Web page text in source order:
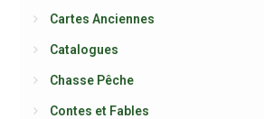
Cartes Anciennes
Catalogues
Chasse Pêche
Contes et Fables